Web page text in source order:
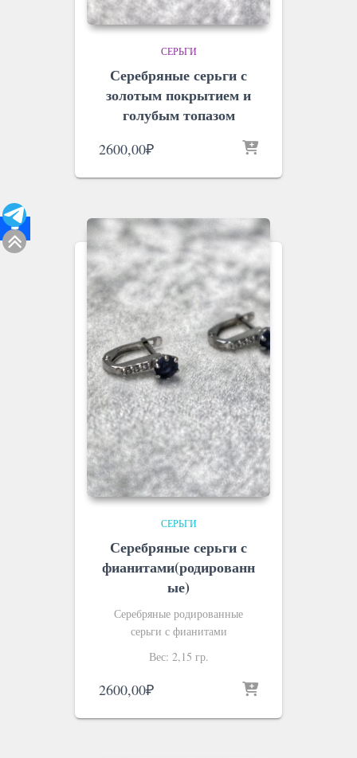
СЕРЬГИ
Серебряные серьги с
золотым покрытием и
голубым топазом
2600,00₽
СЕРЬГИ
Серебряные серьги с
фианитами(родированн
ые)
Серебряные родированные
серьги с фианитами
Вес: 2,15 гр.
2600,00₽